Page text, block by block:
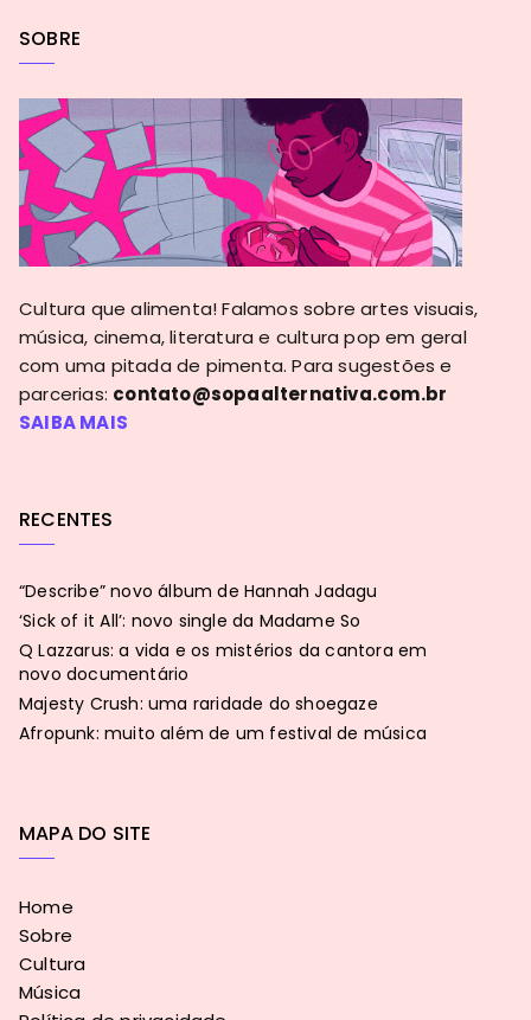
SOBRE
Cultura que alimenta! Falamos sobre artes visuais,
música, cinema, literatura e cultura pop em geral
com uma pitada de pimenta. Para sugestões e
parcerias: contato@sopaalternativa.com.br
SAIBA MAIS
RECENTES
“Describe” novo álbum de Hannah Jadagu
‘Sick of it All’: novo single da Madame So
Q Lazzarus: a vida e os mistérios da cantora em
novo documentário
Majesty Crush: uma raridade do shoegaze
Afropunk: muito além de um festival de música
MAPA DO SITE
Home
Sobre
Cultura
Música